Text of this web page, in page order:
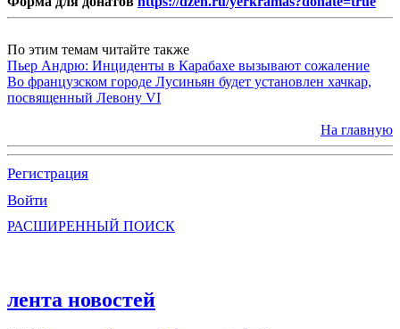
По этим темам читайте также
Пьер Андрю: Инциденты в Карабахе вызывают сожаление
Во французском городе Лусиньян будет установлен хачкар,
посвященный Левону VI
На главную
Регистрация
Войти
РАСШИРЕННЫЙ ПОИСК
лента новостей